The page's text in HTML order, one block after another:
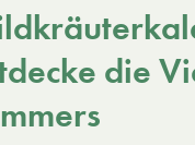
die